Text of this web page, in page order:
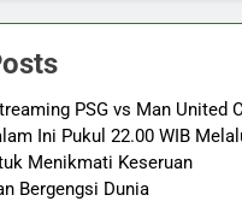
PSG vs Man United
Ini Pukul 22.00 WIB
Menikmati Keseruan
Bergengsi Dunia